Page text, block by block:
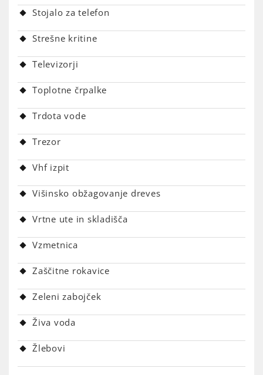
Stojalo za telefon
Strešne kritine
Televizorji
Toplotne črpalke
Trdota vode
Trezor
Vhf izpit
Višinsko obžagovanje dreves
Vrtne ute in skladišča
Vzmetnica
Zaščitne rokavice
Zeleni zabojček
Živa voda
Žlebovi